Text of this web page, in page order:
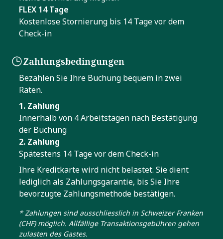
FLEX 14 Tage
Kostenlose Stornierung bis 14 Tage vor dem
Check-in
Zahlungsbedingungen
Bezahlen Sie Ihre Buchung bequem in zwei
Raten.
1. Zahlung
Innerhalb von 4 Arbeitstagen nach Bestätigung
der Buchung
2. Zahlung
Spätestens 14 Tage vor dem Check-in
Ihre Kreditkarte wird nicht belastet. Sie dient
lediglich als Zahlungsgarantie, bis Sie Ihre
bevorzugte Zahlungsmethode bestätigen.
* Zahlungen sind ausschliesslich in Schweizer Franken
(CHF) möglich. Allfällige Transaktionsgebühren gehen
zulasten des Gastes.